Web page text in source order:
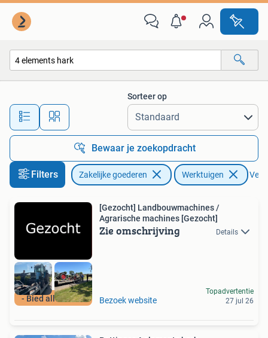
Alle afstanden…
Sorteer op
Bewaar je zoekopdracht
Filters Zakelijke goederen Werktuigen
- Bied alles aan -
[Gezocht] Landbouwmachines /
Agrarische machines [Gezocht]
Zie omschrijving Details
Bezoek website
Topadvertentie
27 jul 26